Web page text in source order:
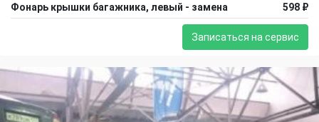
Фонарь крышки багажника, левый - замена 598 ₽
Записаться на сервис